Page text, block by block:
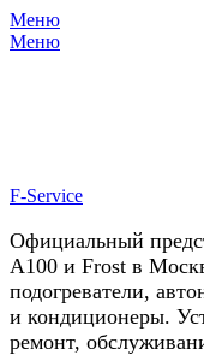
Меню
Меню
F-Service
Официальный
А100 и Frost в
подогреватели,
и кондиционеры.
ремонт,
У нас